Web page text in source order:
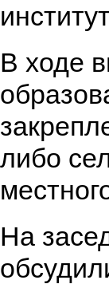
В ходе
либо
На